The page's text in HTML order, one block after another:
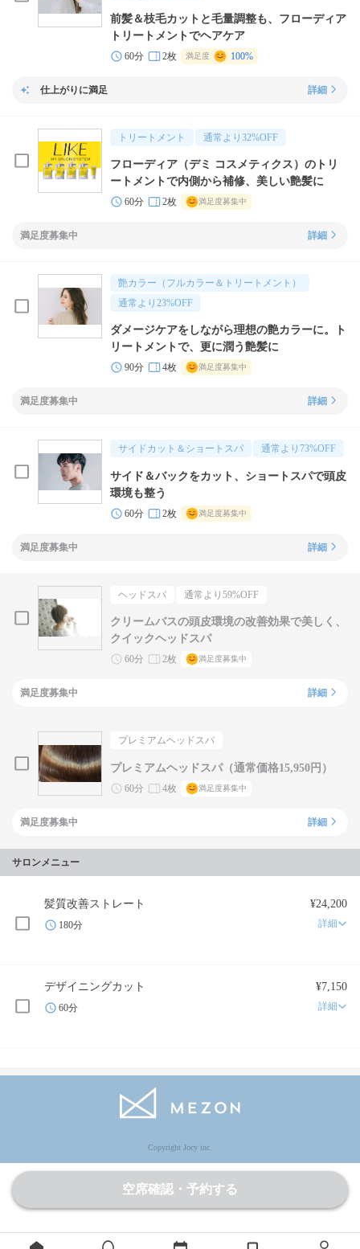
前髪＆枝毛カットと毛量調整も、フローディア
トリートメントでヘアケア
60分 2枚 満足度 100%
仕上がりに満足 詳細
トリートメント 通常より 32%OFF
フローディア（デミ コスメティクス）のトリ
ートメントで内側から補修、美しい艶髪に
60分 2枚 満足度募集中
満足度募集中 詳細
艶カラー（フルカラー＆トリートメント）
通常より 23%OFF
ダメージケアをしながら理想の艶カラーに。ト
リートメントで、更に潤う艶髪に
90分 4枚 満足度募集中
満足度募集中 詳細
サイドカット＆ショートスパ 通常より 73%OFF
サイド＆バックをカット、ショートスパで頭皮
環境も整う
60分 2枚 満足度募集中
満足度募集中 詳細
ヘッドスパ 通常より 59%OFF
クリームバスの頭皮環境の改善効果で美しく、
クイックヘッドスパ
60分 2枚 満足度募集中
満足度募集中 詳細
プレミアムヘッドスパ
プレミアムヘッドスパ（通常価格15,950円）
60分 4枚 満足度募集中
満足度募集中 詳細
サロンメニュー
髪質改善ストレート ¥24,200
180分 詳細
デザイニングカット ¥7,150
60分 詳細
空席確認・予約する
Copyright Jocy inc.